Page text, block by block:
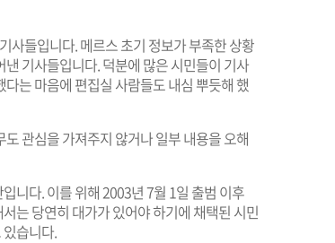
사들입니다. 메르스 초기 정보가 부족한 상황
낸 기사들입니다. 덕분에 많은 시민들이 기사
는 마음에 편집실 사람들도 내심 뿌듯해 했
관심을 가져주지 않거나 일부 내용을 오해
니다. 이를 위해 2003년 7월 1일 출범 이후
는 당연히 대가가 있어야 하기에 채택된 시민
습니다.